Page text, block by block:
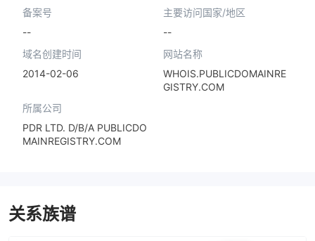
备案号
--
主要访问国家/地区
--
域名创建时间
2014-02-06
网站名称
WHOIS.PUBLICDOMAINRE
GISTRY.COM
所属公司
PDR LTD. D/B/A PUBLICDO
MAINREGISTRY.COM
关系族谱